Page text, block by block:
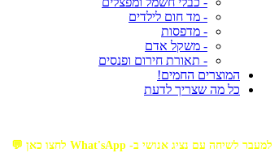
- מד חום לילדים
- מדפסות
- משקל אדם
- תאורת חירום ופנסים
המוצרים החמים!
כל מה שצריך לדעת
למעבר לשיחה עם נציג אנושי ב- What'sApp לחצו כאן 💬